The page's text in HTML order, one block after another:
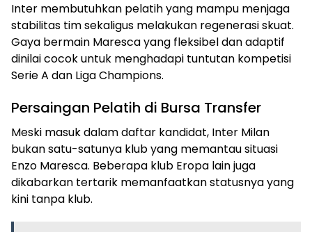
Inter membutuhkan pelatih yang mampu menjaga
stabilitas tim sekaligus melakukan regenerasi skuat.
Gaya bermain Maresca yang fleksibel dan adaptif
dinilai cocok untuk menghadapi tuntutan kompetisi
Serie A dan Liga Champions.
Persaingan Pelatih di Bursa Transfer
Meski masuk dalam daftar kandidat, Inter Milan
bukan satu-satunya klub yang memantau situasi
Enzo Maresca. Beberapa klub Eropa lain juga
dikabarkan tertarik memanfaatkan statusnya yang
kini tanpa klub.